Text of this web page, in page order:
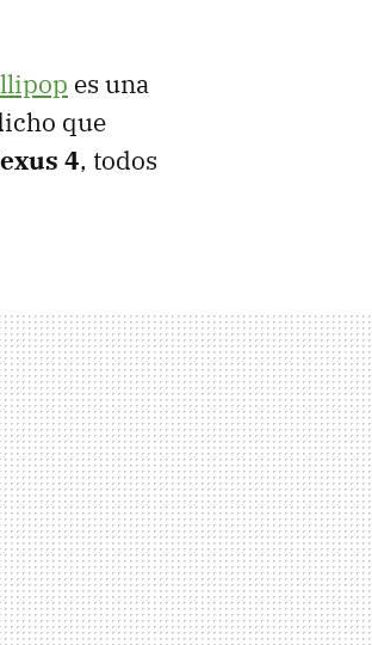
es una
que
4, todos